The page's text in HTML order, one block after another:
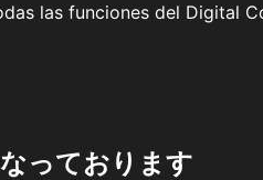
las funciones del Digital
っております